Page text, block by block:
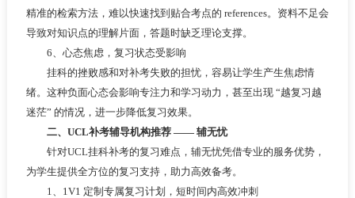
精准的检索方法，难以快速找到贴合考点的 references。资料不足会
导致对知识点的理解片面，答题时缺乏理论支撑。
6、心态焦虑，复习状态受影响
挂科的挫败感和对补考失败的担忧，容易让学生产生焦虑情
绪。这种负面心态会影响专注力和学习动力，甚至出现 “越复习越
迷茫” 的情况，进一步降低复习效果。
二、UCL补考辅导机构推荐 —— 辅无忧
针对UCL挂科补考的复习难点，辅无忧凭借专业的服务优势，
为学生提供全方位的复习支持，助力高效备考。
1、1V1 定制专属复习计划，短时间内高效冲刺